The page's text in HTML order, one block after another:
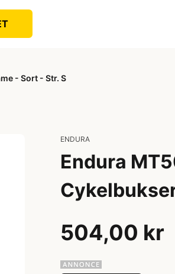
- Sort - Str. S
ENDURA
Endura
504,00 kr